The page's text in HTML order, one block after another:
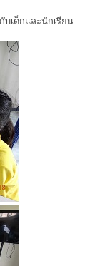
บเด็กและนักเรียน